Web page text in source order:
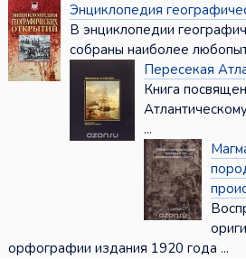
Энциклопедия
В энциклопедии
собраны наиболее
Пересекая
Книга
...
орфографии издания 1920 года ...